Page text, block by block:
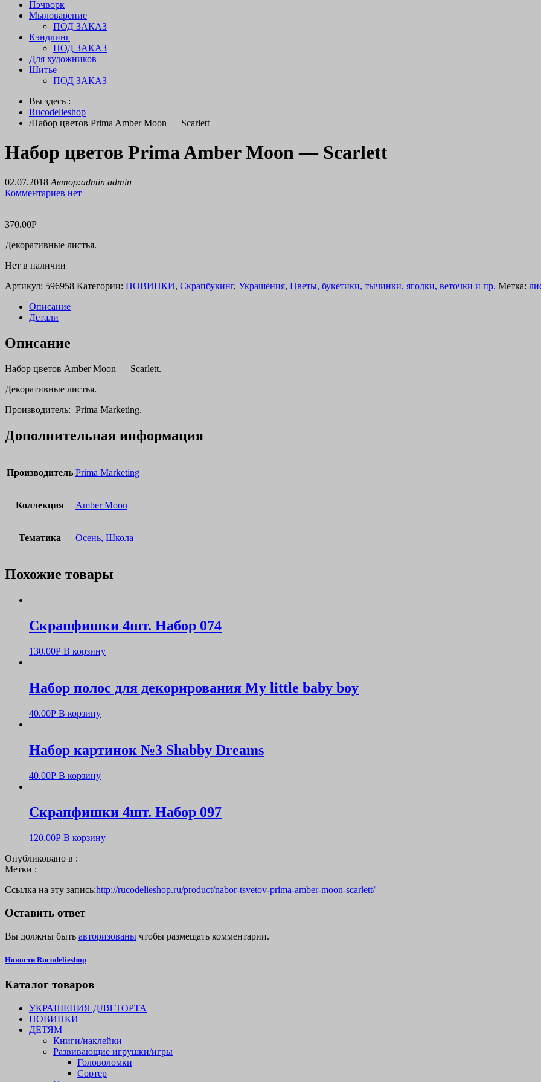
Пэчворк
Мыловарение
ПОД ЗАКАЗ
Кэндлинг
ПОД ЗАКАЗ
Для художников
Шитье
ПОД ЗАКАЗ
Вы здесь :
Rucodelieshop
/Набор цветов Prima Amber Moon — Scarlett
Набор цветов Prima Amber Moon — Scarlett
02.07.2018 Автор:admin admin
Комментариев нет
370.00Р
Декоративные листья.
Нет в наличии
Артикул: 596958 Категории: НОВИНКИ, Скрапбукинг, Украшения, Цветы, букетики, тычинки, ягодки, веточки и пр. Метка:
Описание
Детали
Описание
Набор цветов Amber Moon — Scarlett.
Декоративные листья.
Производитель: Prima Marketing.
Дополнительная информация
Производитель Prima Marketing
Коллекция Amber Moon
Тематика Осень, Школа
Похожие товары
Скрапфишки 4шт. Набор 074
130.00Р В корзину
Набор полос для декорирования My little baby boy
40.00Р В корзину
Набор картинок №3 Shabby Dreams
40.00Р В корзину
Скрапфишки 4шт. Набор 097
120.00Р В корзину
Опубликовано в :
Метки :
Ссылка на эту запись:http://rucodelieshop.ru/product/nabor-tsvetov-prima-amber-moon-scarlett/
Оставить ответ
Вы должны быть авторизованы чтобы размещать комментарии.
Новости Rucodelieshop
Каталог товаров
УКРАШЕНИЯ ДЛЯ ТОРТА
НОВИНКИ
ДЕТЯМ
Книги/наклейки
Развивающие игрушки/игры
Головоломки
Сортер